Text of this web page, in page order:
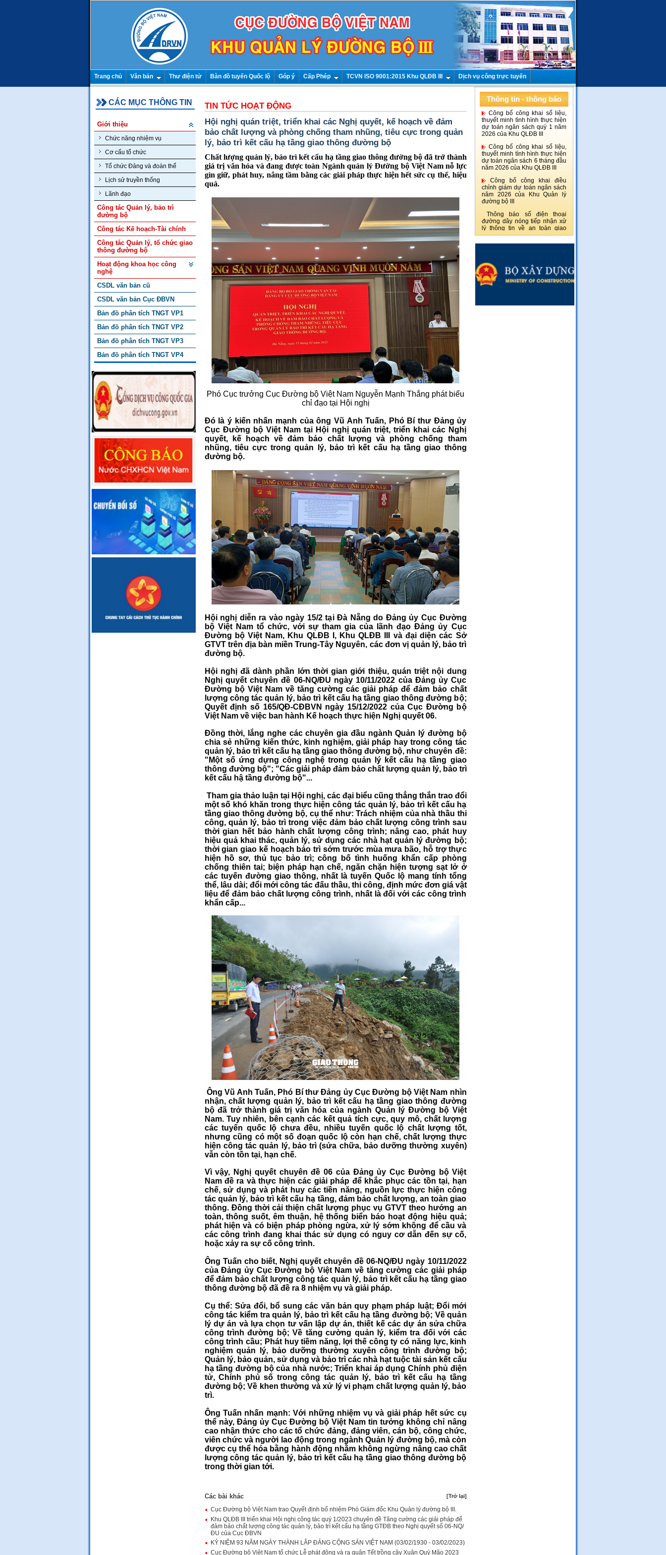
Trang chủ Văn bản Thư điện tử Bàn đồ tuyến Quốc lộ Góp ý Cấp Phép TCVN ISO 9001:2015 Khu QLĐB III Dịch vụ công trực tuyến
CÁC MỤC THÔNG TIN
Giới thiệu
Chức năng nhiệm vụ
Cơ cấu tổ chức
Tổ chức Đảng và đoàn thể
Lịch sử truyền thống
Lãnh đạo
Công tác Quản lý, bảo trì
đường bộ
Công tác Kế hoạch-Tài chính
Công tác Quản lý, tổ chức giao
thông đường bộ
Hoạt động khoa học công
nghệ
CSDL văn bản cũ
CSDL văn bản Cục ĐBVN
Bản đồ phân tích TNGT VP1
Bản đồ phân tích TNGT VP2
Bản đồ phân tích TNGT VP3
Bản đồ phân tích TNGT VP4
TIN TỨC HOẠT ĐỘNG
Hội nghị quán triệt, triển khai các Nghị quyết, kế hoạch về đảm
bảo chất lượng và phòng chống tham nhũng, tiêu cực trong quản
lý, bảo trì kết cấu hạ tầng giao thông đường bộ
Chất lượng quản lý, bảo trì kết cấu hạ tầng giao thông đường bộ đã trở thành
giá trị văn hóa và đang được toàn Ngành quản lý Đường bộ Việt Nam nỗ lực
gìn giữ, phát huy, nâng tầm bằng các giải pháp thực hiện hết sức cụ thể, hiệu
quả.
Phó Cục trưởng Cục Đường bộ Việt Nam Nguyễn Mạnh Thắng phát biểu
chỉ đạo tại Hội nghị
Đó là ý kiến nhấn mạnh của ông Vũ Anh Tuấn, Phó Bí thư Đảng ủy
Cục Đường bộ Việt Nam tại Hội nghị quán triệt, triển khai các Nghị
quyết, kế hoạch về đảm bảo chất lượng và phòng chống tham
nhũng, tiêu cực trong quản lý, bảo trì kết cấu hạ tầng giao thông
đường bộ.
Hội nghị diễn ra vào ngày 15/2 tại Đà Nẵng do Đảng ủy Cục Đường
bộ Việt Nam tổ chức, với sự tham gia của lãnh đạo Đảng ủy Cục
Đường bộ Việt Nam, Khu QLĐB I, Khu QLĐB III và đại diện các Sở
GTVT trên địa bàn miền Trung-Tây Nguyên, các đơn vị quản lý, bảo trì
đường bộ.
Hội nghị đã dành phần lớn thời gian giới thiệu, quán triệt nội dung
Nghị quyết chuyên đề 06-NQ/ĐU ngày 10/11/2022 của Đảng ủy Cục
Đường bộ Việt Nam về tăng cường các giải pháp để đảm bảo chất
lượng công tác quản lý, bảo trì kết cấu hạ tầng giao thông đường bộ;
Quyết định số 165/QĐ-CĐBVN ngày 15/12/2022 của Cục Đường bộ
Việt Nam về việc ban hành Kế hoạch thực hiện Nghị quyết 06.
Đồng thời, lắng nghe các chuyên gia đầu ngành Quản lý đường bộ
chia sẻ những kiến thức, kinh nghiệm, giải pháp hay trong công tác
quản lý, bảo trì kết cấu hạ tầng giao thông đường bộ, như chuyên đề:
"Một số ứng dựng công nghệ trong quản lý kết cấu hạ tầng giao
thông đường bộ"; "Các giải pháp đảm bảo chất lượng quản lý, bảo trì
kết cấu hậ tầng đường bộ"...
Tham gia thảo luận tại Hội nghị, các đại biểu cũng thẳng thắn trao đổi
một số khó khăn trong thực hiện công tác quản lý, bảo trì kết cấu hạ
tầng giao thông đường bộ, cụ thể như: Trách nhiệm của nhà thầu thi
công, quản lý, bảo trì trong việc đảm bảo chất lượng công trình sau
thời gian hết bảo hành chất lượng công trình; nâng cao, phát huy
hiệu quả khai thác, quản lý, sử dụng các nhà hạt quản lý đường bộ;
thời gian giao kế hoạch bảo trì sớm trước mùa mưa bão, hỗ trợ thực
hiện hồ sơ, thủ tục bảo trì; công bố tình huống khẩn cấp phòng
chống thiên tai; biện pháp hạn chế, ngăn chặn hiện tượng sạt lở ở
các tuyến đường giao thông, nhất là tuyến Quốc lộ mang tính tổng
thể, lâu dài; đổi mới công tác đấu thầu, thi công, định mức đơn giá vật
liệu để đảm bảo chất lượng công trình, nhất là đối với các công trình
khẩn cấp...
Ông Vũ Anh Tuấn, Phó Bí thư Đảng ủy Cục Đường bộ Việt Nam nhìn
nhận, chất lượng quản lý, bảo trì kết cấu hạ tầng giao thông đường
bộ đã trở thành giá trị văn hóa của ngành Quản lý Đường bộ Việt
Nam. Tuy nhiên, bên cạnh các kết quả tích cực, quy mô, chất lượng
các tuyến quốc lộ chưa đều, nhiều tuyến quốc lộ chất lượng tốt,
nhưng cũng có một số đoạn quốc lộ còn hạn chế, chất lượng thực
hiện công tác quản lý, bảo trì (sửa chữa, bảo dưỡng thường xuyên)
vẫn còn tồn tại, hạn chế.
Vì vậy, Nghị quyết chuyên đề 06 của Đảng ủy Cục Đường bộ Việt
Nam đề ra và thực hiện các giải pháp để khắc phục các tồn tại, hạn
chế, sử dụng và phát huy các tiền năng, nguồn lực thực hiện công
tác quản lý, bảo trì kết cấu hạ tầng, đảm bảo chất lượng, an toàn giao
thông. Đồng thời cải thiện chất lượng phục vụ GTVT theo hướng an
toàn, thông suốt, êm thuận, hệ thống biển báo hoạt động hiệu quả;
phát hiện và có biện pháp phòng ngừa, xử lý sớm không để cầu và
các công trình đang khai thác sử dụng có nguy cơ dẫn đến sự cố,
hoặc xảy ra sự cố công trình.
Ông Tuấn cho biết, Nghị quyết chuyên đề 06-NQ/ĐU ngày 10/11/2022
của Đảng ủy Cục Đường bộ Việt Nam về tăng cường các giải pháp
để đảm bảo chất lượng công tác quản lý, bảo trì kết cấu hạ tầng giao
thông đường bộ đã đề ra 8 nhiệm vụ và giải pháp.
Cụ thể: Sửa đổi, bổ sung các văn bản quy phạm pháp luật; Đổi mới
công tác kiểm tra quản lý, bảo trì kết cấu hạ tầng đường bộ; Về quản
lý dự án và lựa chọn tư vấn lập dự án, thiết kế các dự án sửa chữa
công trình đường bộ; Về tăng cường quản lý, kiểm tra đối với các
công trình cầu; Phát huy tiềm năng, lợi thế công ty có năng lực, kinh
nghiệm quản lý, bảo dưỡng thường xuyên công trình đường bộ;
Quản lý, bảo quản, sử dụng và bảo trì các nhà hạt tuộc tài sản kết cấu
hạ tầng đường bộ của nhà nước; Triển khai áp dụng Chính phủ điện
tử, Chính phủ số trong công tác quản lý, bảo trì kết cấu hạ tầng
đường bộ; Về khen thường và xử lý vi phạm chất lượng quản lý, bảo
trì.
Ông Tuấn nhấn mạnh: Với những nhiệm vụ và giải pháp hết sức cụ
thể này, Đảng ủy Cục Đường bộ Việt Nam tin tưởng không chỉ nâng
cao nhận thức cho các tổ chức đảng, đảng viên, cán bộ, công chức,
viên chức và người lao động trong ngành Quản lý đường bộ, mà còn
được cụ thể hóa bằng hành động nhằm không ngừng nâng cao chất
lượng công tác quản lý, bảo trì kết cấu hạ tầng giao thông đường bộ
trong thời gian tới.
Các bài khác [Trở lại]
▪ Cục Đường bộ Việt Nam trao Quyết định bổ nhiệm Phó Giám đốc Khu Quản lý đường bộ III.
▪
Khu QLĐB III triển khai Hội nghị công tác quý 1/2023 chuyên đề Tăng cường các giải pháp để
đảm bảo chất lượng công tác quản lý, bảo trì kết cấu hạ tầng GTĐB theo Nghị quyết số 06-NQ/
ĐU của Cục ĐBVN
▪ KỶ NIỆM 93 NĂM NGÀY THÀNH LẬP ĐẢNG CỘNG SẢN VIỆT NAM (03/02/1930 - 03/02/2023)
▪ Cục Đường bộ Việt Nam tổ chức Lễ phát động và ra quân Tết trồng cây Xuân Quý Mão 2023
Thông tin - thông báo
Công bố công khai số liệu,
thuyết minh tình hình thực hiện
dự toán ngân sách quý 1 năm
2026 của Khu QLĐB III
Công bố công khai số liệu,
thuyết minh tình hình thực hiện
dự toán ngân sách 6 tháng đầu
năm 2026 của Khu QLĐB III
Công bố công khai điều
chỉnh giám dự toán ngân sách
năm 2026 của Khu Quản lý
đường bộ III
Thông báo số điện thoại
đường dây nóng tiếp nhận xử
lý thông tin về an toàn giao
thông của Khu Quản lý đường
bộ III